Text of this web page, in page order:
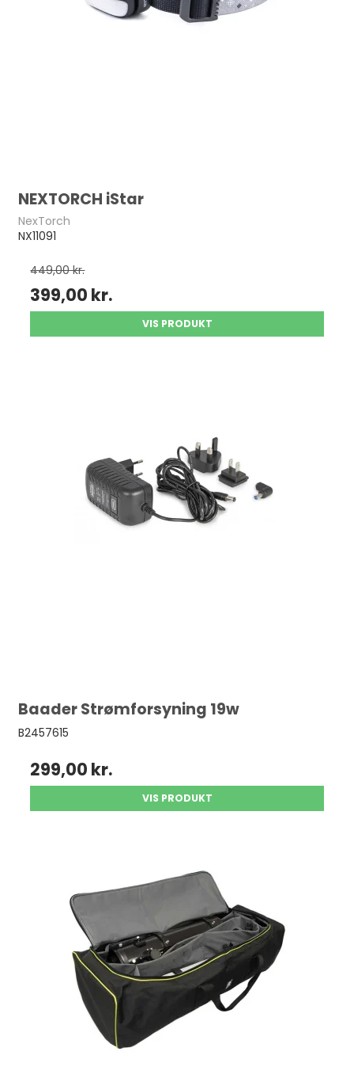
NEXTORCH iStar
NexTorch
NX11091
449,00 kr.
399,00 kr.
VIS PRODUKT
Baader Strømforsyning 19w
B2457615
299,00 kr.
VIS PRODUKT